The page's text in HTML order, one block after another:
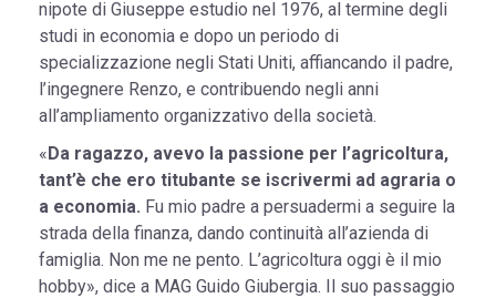
nipote di Giuseppe estudio nel 1976, al termine degli
studi in economia e dopo un periodo di
specializzazione negli Stati Uniti, affiancando il padre,
l’ingegnere Renzo, e contribuendo negli anni
all’ampliamento organizzativo della società.
«Da ragazzo, avevo la passione per l’agricoltura,
tant’è che ero titubante se iscrivermi ad agraria o
a economia. Fu mio padre a persuadermi a seguire la
strada della finanza, dando continuità all’azienda di
famiglia. Non me ne pento. L’agricoltura oggi è il mio
hobby», dice a MAG Guido Giubergia. Il suo passaggio